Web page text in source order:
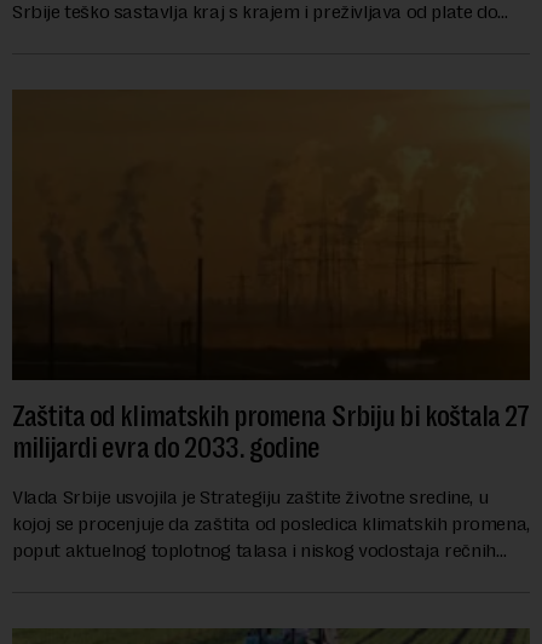
Srbije teško sastavlja kraj s krajem i preživljava od plate do
Zaštita od klimatskih promena Srbiju bi koštala 27
milijardi evra do 2033. godine
Vlada Srbije usvojila je Strategiju zaštite životne sredine, u
kojoj se procenjuje da zaštita od posledica klimatskih promena,
poput aktuelnog toplotnog talasa i niskog vodostaja rečnih